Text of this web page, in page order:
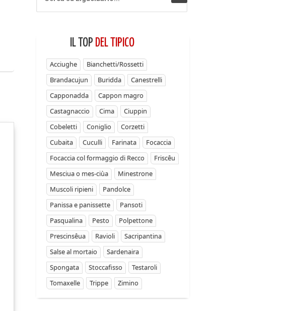
IL TOP DEL TIPICO
Acciughe
Bianchetti/Rossetti
Brandacujun
Buridda
Canestrelli
Capponadda
Cappon magro
Castagnaccio
Cima
Ciuppin
Cobeletti
Coniglio
Corzetti
Cubaita
Cuculli Farinata
Focaccia
Focaccia col formaggio di Recco
Friscêu
Mesciua o mes-ciùa
Minestrone
Muscoli ripieni
Pandolce
Panissa e panissette
Pansoti
Pasqualina
Pesto
Polpettone
Prescinsêua
Ravioli
Sacripantina
Salse al mortaio
Sardenaira
Spongata
Stoccafisso
Testaroli
Tomaxelle
Trippe Zimino